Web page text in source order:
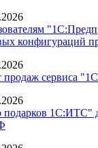
конфигураций
продаж сервиса
подарков 1С:ИТС"